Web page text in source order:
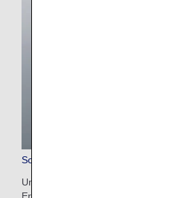
Sondermahlzeiten
Um spezielle gesundheits- oder